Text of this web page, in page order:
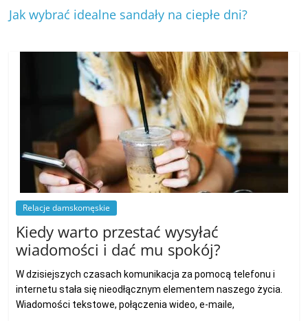
Jak wybrać idealne sandały na ciepłe dni?
Relacje damskomęskie
Kiedy warto przestać wysyłać
wiadomości i dać mu spokój?
W dzisiejszych czasach komunikacja za pomocą telefonu i
internetu stała się nieodłącznym elementem naszego życia.
Wiadomości tekstowe, połączenia wideo, e-maile,